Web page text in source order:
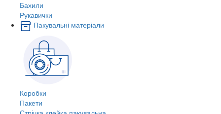
Бахили
Рукавички
Пакувальні матеріали
Коробки
Пакети